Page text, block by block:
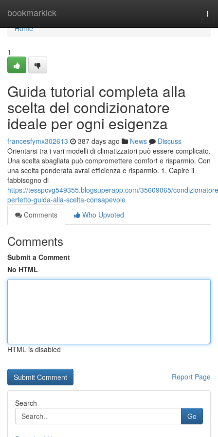
bookmarkick
Home
Home
1
Guida tutorial completa alla
scelta del condizionatore
ideale per ogni esigenza
francesfymx302613 387 days ago News
Discuss
Orientarsi tra i vari modelli di climatizzatori può essere complicato.
Una scelta sbagliata può compromettere comfort e risparmio. Con
una scelta ponderata avrai efficienza e risparmio. 1. Capire il
fabbisogno di
https://tesspcvg549355.blogsuperapp.com/35609065/
perfetto-guida-alla-scelta-consapevole
Comments
Who Upvoted
Comments
Submit a Comment
No HTML
HTML is disabled
Report Page
Search
Go